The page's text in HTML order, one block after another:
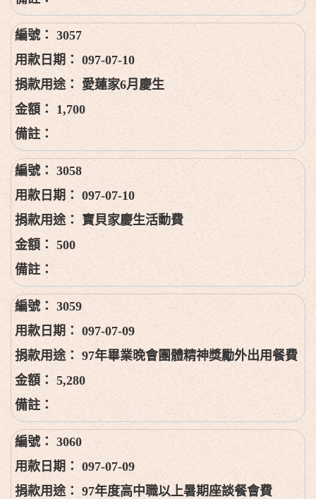
3057
097-07-10
愛蓮家6月慶生
1,700
3058
097-07-10
寶貝家慶生活動費
500
3059
097-07-09
97年畢業晚會團體精神獎勵外出用餐費
5,280
3060
097-07-09
97年度高中職以上暑期座談餐會費